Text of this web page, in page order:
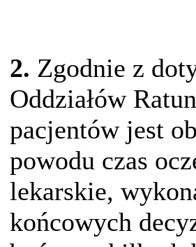
2. Zgodnie z
Oddziałów
pacjentów jest
powodu czas
lekarskie,
końcowych